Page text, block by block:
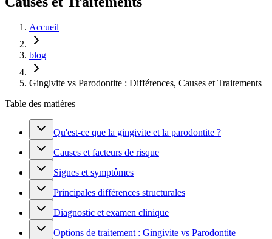
Accueil
blog
Gingivite vs Parodontite : Différences, Causes et Traitements
Table des matières
Qu'est-ce que la gingivite et la parodontite ?
Causes et facteurs de risque
Signes et symptômes
Principales différences structurales
Diagnostic et examen clinique
Options de traitement : Gingivite vs Parodontite